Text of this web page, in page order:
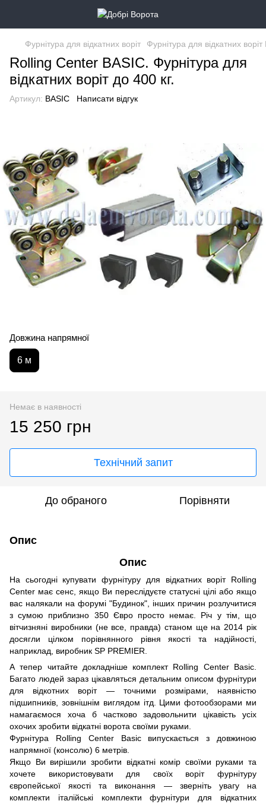
Фурнітура для відкатних воріт Фурнітура для відкатних
Rolling Center BASIC. Фурнітура для
відкатних воріт до 400 кг.
Артикул: BASIC Написати відгук
Довжина напрямної
6 м
Немає в наявності
15 250 грн
Технічний запит
До обраного Порівняти
Опис
Опис
На сьогодні купувати фурнітуру для відкатних воріт Rolling
Center має сенс, якщо Ви переслідуєте статусні цілі або якщо
вас налякали на форумі "Будинок", інших причин розлучитися
з сумою приблизно 350 Євро просто немає. Річ у тім, що
вітчизняні виробники (не все, правда) станом ще на 2014 рік
досягли цілком порівнянного рівня якості та надійності,
наприклад, виробник SP PREMIER.
А тепер читайте докладніше комплект Rolling Center Basic.
Багато людей зараз цікавляться детальним описом фурнітури
для відкотних воріт — точними розмірами, наявністю
підшипників, зовнішнім виглядом ітд. Цими фотообзорами ми
намагаємося хоча б частково задовольнити цікавість усіх
охочих зробити відкатні ворота своїми руками.
Фурнітура Rolling Center Basic випускається з довжиною
напрямної (консолю) 6 метрів.
Якщо Ви вирішили зробити відкатні комір своїми руками та
хочете використовувати для своїх воріт фурнітуру
європейської якості та виконання — зверніть увагу на
комплекти італійські комплекти фурнітури для відкатних